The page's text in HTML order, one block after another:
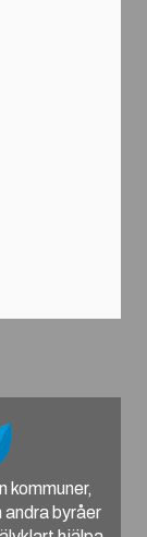
kommuner,
byråer